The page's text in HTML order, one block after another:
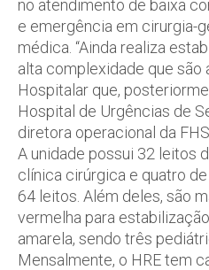
no atendimento de baixa
e emergência em cirurgia-
médica. “Ainda realiza
alta complexidade que são
Hospitalar que,
Hospital de Urgências de
diretora operacional da
A unidade possui 32 leitos
clínica cirúrgica e quatro
64 leitos. Além deles, são
vermelha para
amarela, sendo três
Mensalmente, o HRE tem